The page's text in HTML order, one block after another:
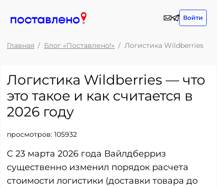
Войти
Главная Блог «Поставлено!» Логистика Wildberries
Логистика Wildberries — что
это такое и как считается в
2026 году
просмотров: 105932
С 23 марта 2026 года Вайлдберриз
существенно изменил порядок расчета
стоимости логистики (доставки товара до